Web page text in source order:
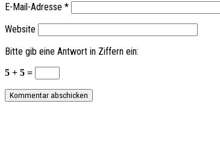
E-Mail-Adresse *
Website
Bitte gib eine Antwort in Ziffern ein:
5 + 5 =